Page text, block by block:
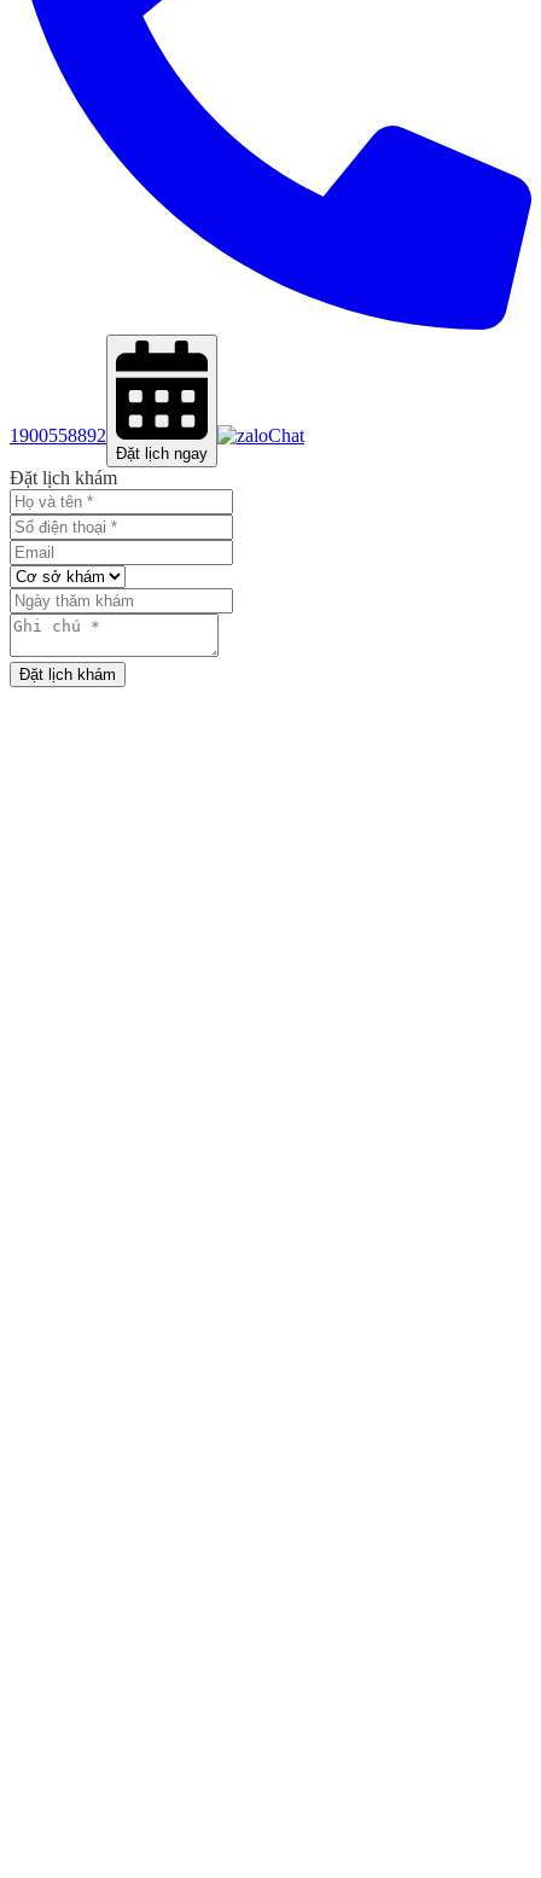
1900558892
Đặt lịch ngay
Chat
Đặt lịch khám
Đặt lịch khám